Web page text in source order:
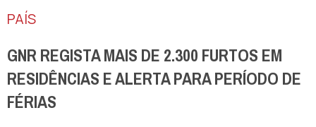
PAÍS
GNR REGISTA MAIS DE 2.300 FURTOS EM
RESIDÊNCIAS E ALERTA PARA PERÍODO DE
FÉRIAS